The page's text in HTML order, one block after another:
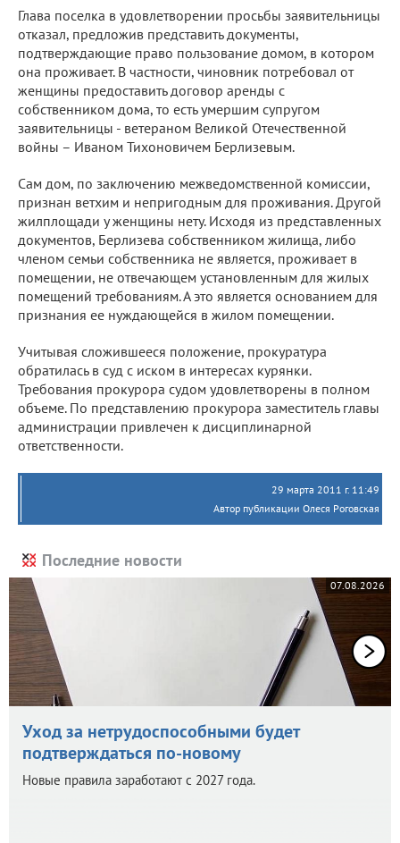
Глава поселка в удовлетворении просьбы заявительницы
отказал, предложив представить документы,
подтверждающие право пользование домом, в котором
она проживает. В частности, чиновник потребовал от
женщины предоставить договор аренды с
собственником дома, то есть умершим супругом
заявительницы - ветераном Великой Отечественной
войны – Иваном Тихоновичем Берлизевым.
Сам дом, по заключению межведомственной комиссии,
признан ветхим и непригодным для проживания. Другой
жилплощади у женщины нету. Исходя из представленных
документов, Берлизева собственником жилища, либо
членом семьи собственника не является, проживает в
помещении, не отвечающем установленным для жилых
помещений требованиям. А это является основанием для
признания ее нуждающейся в жилом помещении.
Учитывая сложившееся положение, прокуратура
обратилась в суд с иском в интересах курянки.
Требования прокурора судом удовлетворены в полном
объеме. По представлению прокурора заместитель главы
администрации привлечен к дисциплинарной
ответственности.
29 марта 2011 г. 11:49
Автор публикации Олеся Роговская
Последние новости
07.08.2026
Уход за нетрудоспособными будет
подтверждаться по-новому
Новые правила заработают с 2027 года.